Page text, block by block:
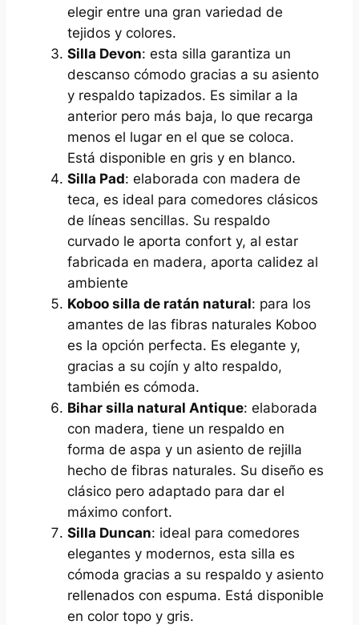
elegir entre una gran variedad de
tejidos y colores.
Silla Devon: esta silla garantiza un
descanso cómodo gracias a su asiento
y respaldo tapizados. Es similar a la
anterior pero más baja, lo que recarga
menos el lugar en el que se coloca.
Está disponible en gris y en blanco.
Silla Pad: elaborada con madera de
teca, es ideal para comedores clásicos
de líneas sencillas. Su respaldo
curvado le aporta confort y, al estar
fabricada en madera, aporta calidez al
ambiente
Koboo silla de ratán natural: para los
amantes de las fibras naturales Koboo
es la opción perfecta. Es elegante y,
gracias a su cojín y alto respaldo,
también es cómoda.
Bihar silla natural Antique: elaborada
con madera, tiene un respaldo en
forma de aspa y un asiento de rejilla
hecho de fibras naturales. Su diseño es
clásico pero adaptado para dar el
máximo confort.
Silla Duncan: ideal para comedores
elegantes y modernos, esta silla es
cómoda gracias a su respaldo y asiento
rellenados con espuma. Está disponible
en color topo y gris.